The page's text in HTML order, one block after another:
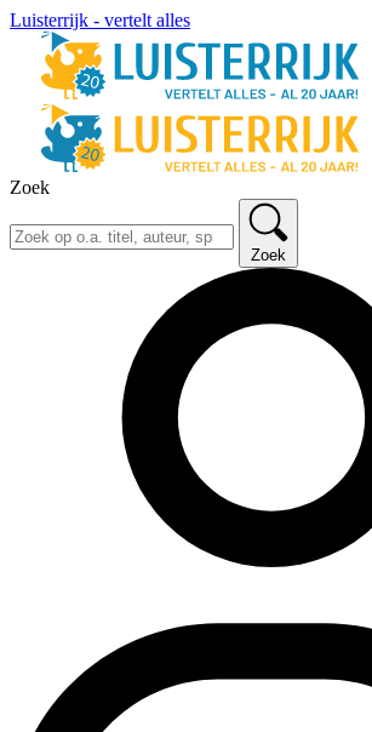
Luisterrijk - vertelt alles
Zoek
Zoek